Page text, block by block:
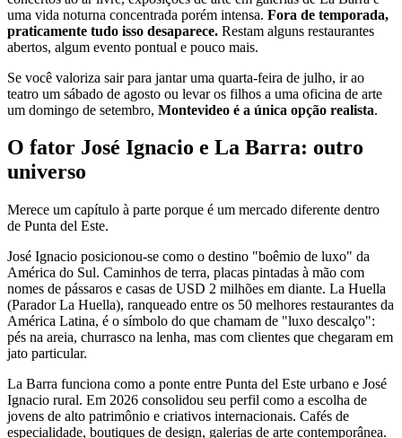
uma vida noturna concentrada porém intensa. Fora de temporada,
praticamente tudo isso desaparece. Restam alguns restaurantes
abertos, algum evento pontual e pouco mais.
Se você valoriza sair para jantar uma quarta-feira de julho, ir ao
teatro um sábado de agosto ou levar os filhos a uma oficina de arte
um domingo de setembro, Montevideo é a única opção realista.
O fator José Ignacio e La Barra: outro
universo
Merece um capítulo à parte porque é um mercado diferente dentro
de Punta del Este.
José Ignacio posicionou-se como o destino "boêmio de luxo" da
América do Sul. Caminhos de terra, placas pintadas à mão com
nomes de pássaros e casas de USD 2 milhões em diante. La Huella
(Parador La Huella), ranqueado entre os 50 melhores restaurantes da
América Latina, é o símbolo do que chamam de "luxo descalço":
pés na areia, churrasco na lenha, mas com clientes que chegaram em
jato particular.
La Barra funciona como a ponte entre Punta del Este urbano e José
Ignacio rural. Em 2026 consolidou seu perfil como a escolha de
jovens de alto patrimônio e criativos internacionais. Cafés de
especialidade, boutiques de design, galerias de arte contemporânea.